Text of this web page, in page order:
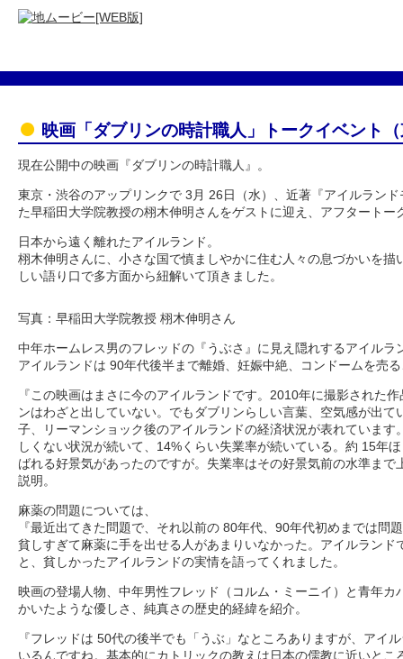
映画「ダブリンの時計職人」トークイベント
現在公開中の映画『ダブリンの時計職人』。
東京・渋谷のアップリンクで 3月 26日（水）、近著『アイルラン
た早稲田大学院教授の栩木伸明さんをゲストに迎え、アフタートー
日本から遠く離れたアイルランド。
栩木伸明さんに、小さな国で慎ましやかに住む人々の息づかいを描
しい語り口で多方面から紐解いて頂きました。
写真：早稲田大学院教授 栩木伸明さん
中年ホームレス男のフレッドの『うぶさ』に見え隠れするアイルラ
アイルランドは 90年代後半まで離婚、妊娠中絶、コンドームを売
『この映画はまさに今のアイルランドです。2010年に撮影された
ンはわざと出していない。でもダブリンらしい言葉、空気感が出て
子、リーマンショック後のアイルランドの経済状況が表れています
しくない状況が続いて、14%くらい失業率が続いている。約 15年
ばれる好景気があったのですが。失業率はその好景気前の水準まで
説明。
麻薬の問題については、
『最近出てきた問題で、それ以前の 80年代、90年代初めまでは問
貧しすぎて麻薬に手を出せる人があまりいなかった。アイルランド
と、貧しかったアイルランドの実情を語ってくれました。
映画の登場人物、中年男性フレッド（コルム・ミーニイ）と青年カ
かいたような優しさ、純真さの歴史的経緯を紹介。
『フレッドは 50代の後半でも「うぶ」なところありますが、アイ
いるんですね。基本的にカトリックの教えは日本の儒教に近いとこ